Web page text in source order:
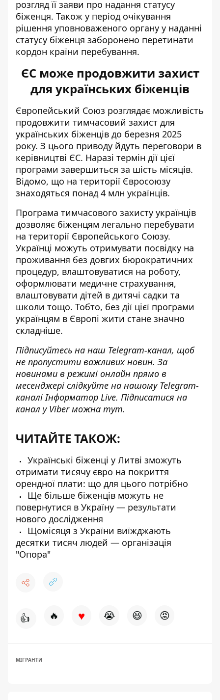
розгляд її заяви про надання статусу
біженця. Також у період очікування
рішення уповноваженого органу у наданні
статусу біженця заборонено перетинати
кордон країни перебування.
ЄС може продовжити захист
для українських біженців
Європейський Союз розглядає можливість
продовжити тимчасовий захист для
українських біженців до березня 2025
року. З цього приводу йдуть переговори в
керівництві ЄС. Наразі термін дії цієї
програми завершиться за шість місяців.
Відомо, що на території Євросоюзу
знаходяться понад 4 млн українців.
Програма тимчасового захисту українців
дозволяє біженцям легально перебувати
на території Європейського Союзу.
Українці можуть отримувати посвідку на
проживання без довгих бюрократичних
процедур, влаштовуватися на роботу,
оформлювати медичне страхування,
влаштовувати дітей в дитячі садки та
школи тощо. Тобто, без дії цієї програми
українцям в Європі жити стане значно
складніше.
Підписуйтесь на наш Telegram-канал, щоб
не пропустити важливих новин. За
новинами в режимі онлайн прямо в
месенджері слідкуйте на нашому Telegram-
каналіІнформатор Live. Підписатися на
канал у Viber можна тут.
ЧИТАЙТЕ ТАКОЖ:
Українські біженці у Литві зможуть
отримати тисячу євро на покриття
орендної плати: що для цього потрібно
Ще більше біженців можуть не
повернутися в Україну — результати
нового дослідження
Щомісяця з України виїжджають
десятки тисяч людей — організація
"Опора"
👍 🔥 ♥ 😭 😆 😡
МІГРАНТИ